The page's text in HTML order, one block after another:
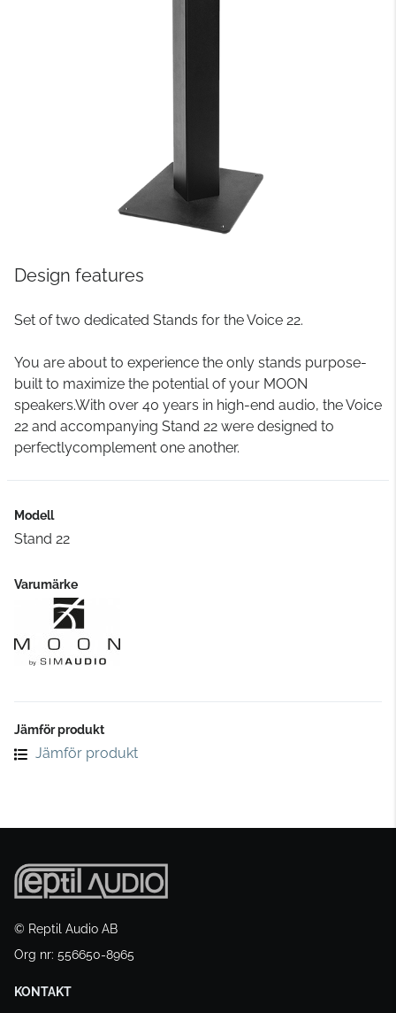
Design features
Set of two dedicated Stands for the Voice 22.
You are about to experience the only stands purpose-
built to maximize the potential of your MOON
speakers.With over 40 years in high-end audio, the Voice
22 and accompanying Stand 22 were designed to
perfectlycomplement one another.
Modell
Stand 22
Varumärke
Jämför produkt
Jämför produkt
© Reptil Audio AB
Org nr: 556650-8965
KONTAKT